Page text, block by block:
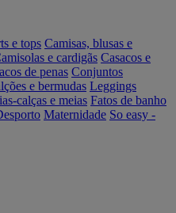
e tops Camisas, blusas e
e cardigãs Casacos e
de penas Conjuntos
e bermudas Leggings
calças e meias Fatos de banho
Maternidade So easy -